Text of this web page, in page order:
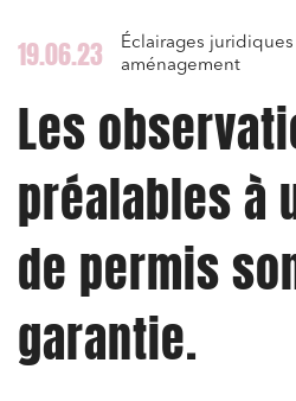
19.06.23
Éclairages
aménagement
Les
préalables à
de permis
garantie.